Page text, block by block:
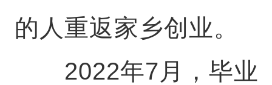
的人重返家乡创业。
2022年7月，毕业